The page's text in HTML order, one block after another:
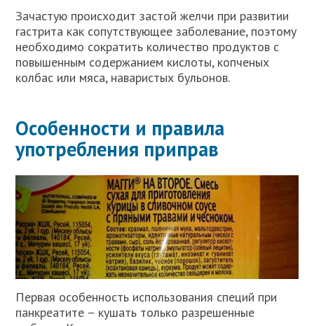
Зачастую происходит застой желчи при развитии
гастрита как сопутствующее заболевание, поэтому
необходимо сократить количество продуктов с
повышенным содержанием кислоты, копченых
колбас или мяса, наваристых бульонов.
Особенности и правила
употребления приправ
Первая особенность использования специй при
панкреатите – кушать только разрешенные